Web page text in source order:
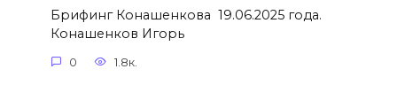
Брифинг Конашенкова 19.06.2025 года.
Конашенков Игорь
0 1.8к.